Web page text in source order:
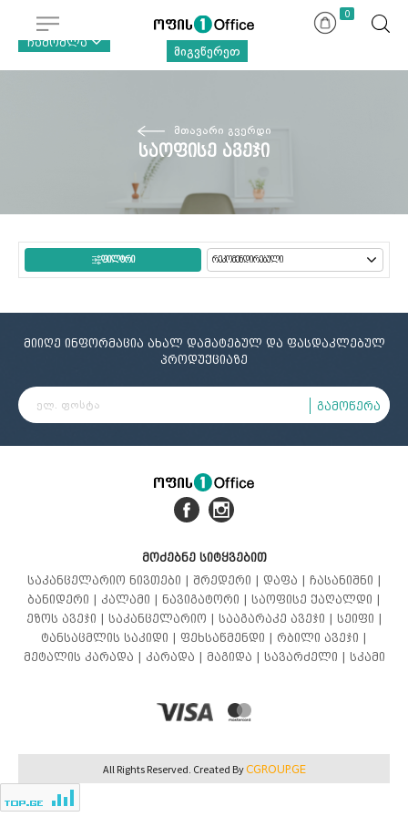
0
მიგვწერეთ
ჩამოშლა
მთავარი გვერდი
საოფისე ავეჯი
ᲤᲘᲚᲢᲠᲘ
მიიღე ინფორმაცია ახალ დამატებულ და ფასდაკლებულ
პროდუქციაზე
გამოწერა
მოძებნე სიტყვებით
საკანცელარიო ნივთები | შრედერი | დაფა | ჩასანიშნი |
ბანიდერი | კალამი | ნავიგატორი | საოფისე ქაღალდი |
ეზოს ავეჯი | საკანცელარიო | სააგარაკე ავეჯი | სეიფი |
ტანსაცმლის საკიდი | ფეხსაწმენდი | რბილი ავეჯი |
მეტალის კარადა | კარადა | მაგიდა | სავარძელი | სკამი
All Rights Reserved. Created ByCGROUP.GE